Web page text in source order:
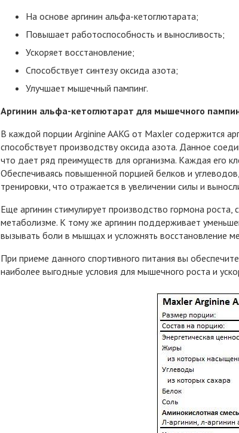
На основе аргинин альфа-кетоглютарата;
Повышает работоспособность и выносливость;
Ускоряет восстановление;
Способствует синтезу оксида азота;
Улучшает мышечный пампинг.
Аргинин альфа-кетоглютарат для мышечного
В каждой порции Arginine AAKG от Maxler содержится
способствует производству оксида азота. Данное
что дает ряд преимуществ для организма. Каждая его
Обеспечиваясь повышенной порцией белков и
тренировки, что отражается в увеличении силы и
Еще аргинин стимулирует производство гормона
метаболизме. К тому же аргинин поддерживает
вызывать боли в мышцах и усложнять восстановление
При приеме данного спортивного питания вы
наиболее выгодные условия для мышечного роста и